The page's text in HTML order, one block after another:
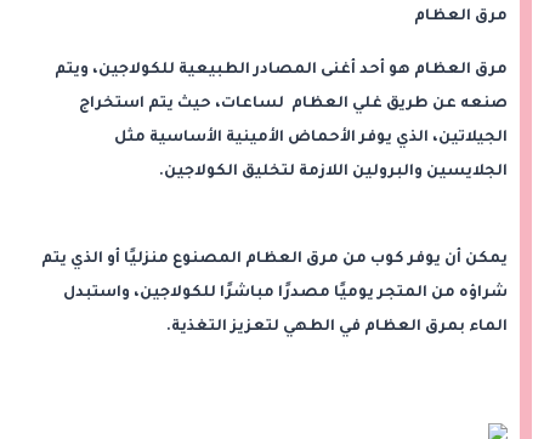
مرق العظام
مرق العظام هو أحد أغنى المصادر الطبيعية للكولاجين، ويتم
صنعه عن طريق غلي العظام لساعات، حيث يتم استخراج
الجيلاتين، الذي يوفر الأحماض الأمينية الأساسية مثل
الجلايسين والبرولين اللازمة لتخليق الكولاجين.
يمكن أن يوفر كوب من مرق العظام المصنوع منزليًا أو الذي يتم
شراؤه من المتجر يوميًا مصدرًا مباشرًا للكولاجين، واستبدل
الماء بمرق العظام في الطهي لتعزيز التغذية.